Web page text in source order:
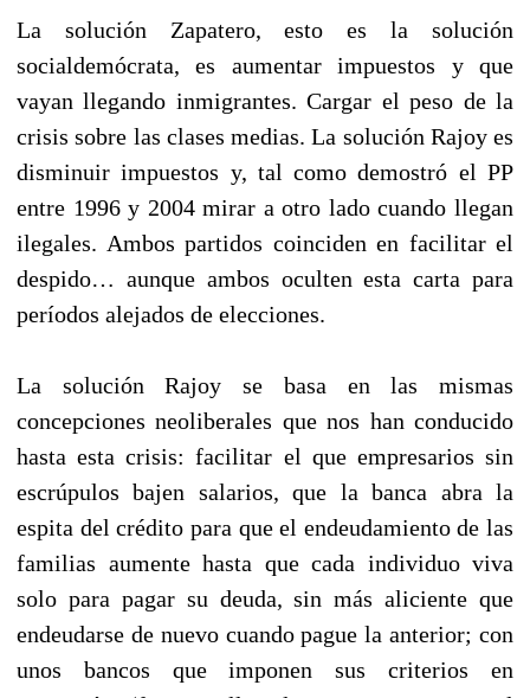
La solución Zapatero, esto es la solución
socialdemócrata, es aumentar impuestos y que
vayan llegando inmigrantes. Cargar el peso de la
crisis sobre las clases medias. La solución Rajoy es
disminuir impuestos y, tal como demostró el PP
entre 1996 y 2004 mirar a otro lado cuando llegan
ilegales. Ambos partidos coinciden en facilitar el
despido… aunque ambos oculten esta carta para
períodos alejados de elecciones.
La solución Rajoy se basa en las mismas
concepciones neoliberales que nos han conducido
hasta esta crisis: facilitar el que empresarios sin
escrúpulos bajen salarios, que la banca abra la
espita del crédito para que el endeudamiento de las
familias aumente hasta que cada individuo viva
solo para pagar su deuda, sin más aliciente que
endeudarse de nuevo cuando pague la anterior; con
unos bancos que imponen sus criterios en